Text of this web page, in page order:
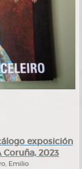
exposición
Coruña, 2023
Emilio